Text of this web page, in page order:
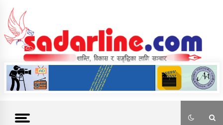
content
News For Nepal